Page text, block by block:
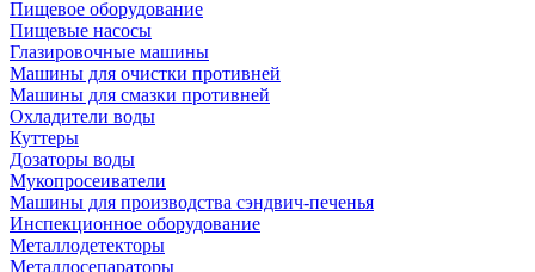
Пищевое оборудование
Пищевые насосы
Глазировочные машины
Машины для очистки противней
Машины для смазки противней
Охладители воды
Куттеры
Дозаторы воды
Мукопросеиватели
Машины для производства сэндвич-печенья
Инспекционное оборудование
Металлодетекторы
Металлосепараторы